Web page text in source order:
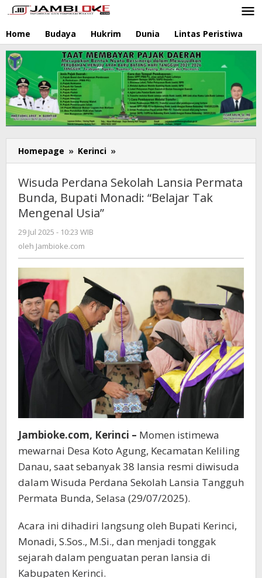
Lewati
ke
konten
Home Budaya Hukrim Dunia Lintas Peristiwa
Homepage » Kerinci »
Perdana
Sekolah
Lansia
Permata
Tak
Wisuda Perdana Sekolah Lansia Permata
Bunda, Bupati Monadi: “Belajar Tak
Mengenal Usia”
29 Jul 2025 - 10:23 WIB
oleh Jambioke.com
Jambioke.com, Kerinci – Momen istimewa
mewarnai Desa Koto Agung, Kecamatan Keliling
Danau, saat sebanyak 38 lansia resmi diwisuda
dalam Wisuda Perdana Sekolah Lansia Tangguh
Permata Bunda, Selasa (29/07/2025).
Acara ini dihadiri langsung oleh Bupati Kerinci,
Monadi, S.Sos., M.Si., dan menjadi tonggak
sejarah dalam penguatan peran lansia di
Kabupaten Kerinci.